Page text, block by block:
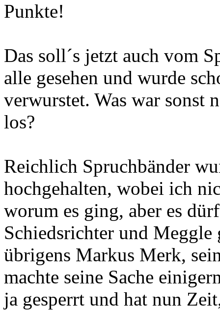
Punkte!
Das soll´s jetzt auch vom
alle gesehen und wurde
verwurstet. Was war sonst
los?
Reichlich Spruchbänder
hochgehalten, wobei ich
worum es ging, aber es
Schiedsrichter und Meggle
übrigens Markus Merk,
machte seine Sache
ja gesperrt und hat nun